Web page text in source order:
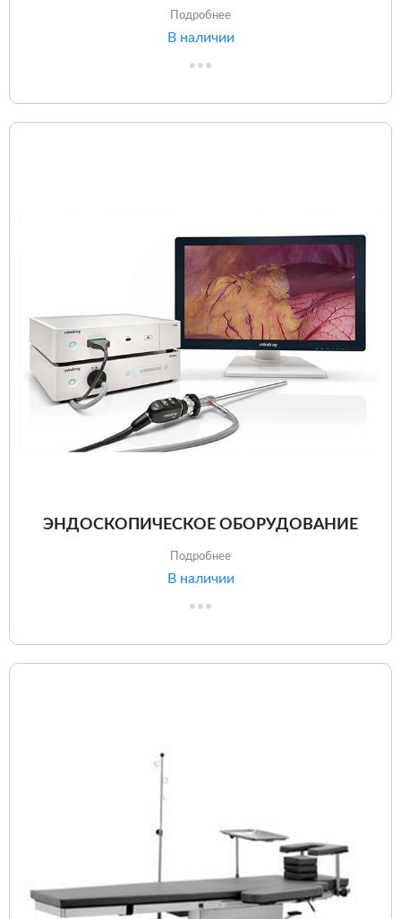
Подробнее
В наличии
ЭНДОСКОПИЧЕСКОЕ ОБОРУДОВАНИЕ
Подробнее
В наличии